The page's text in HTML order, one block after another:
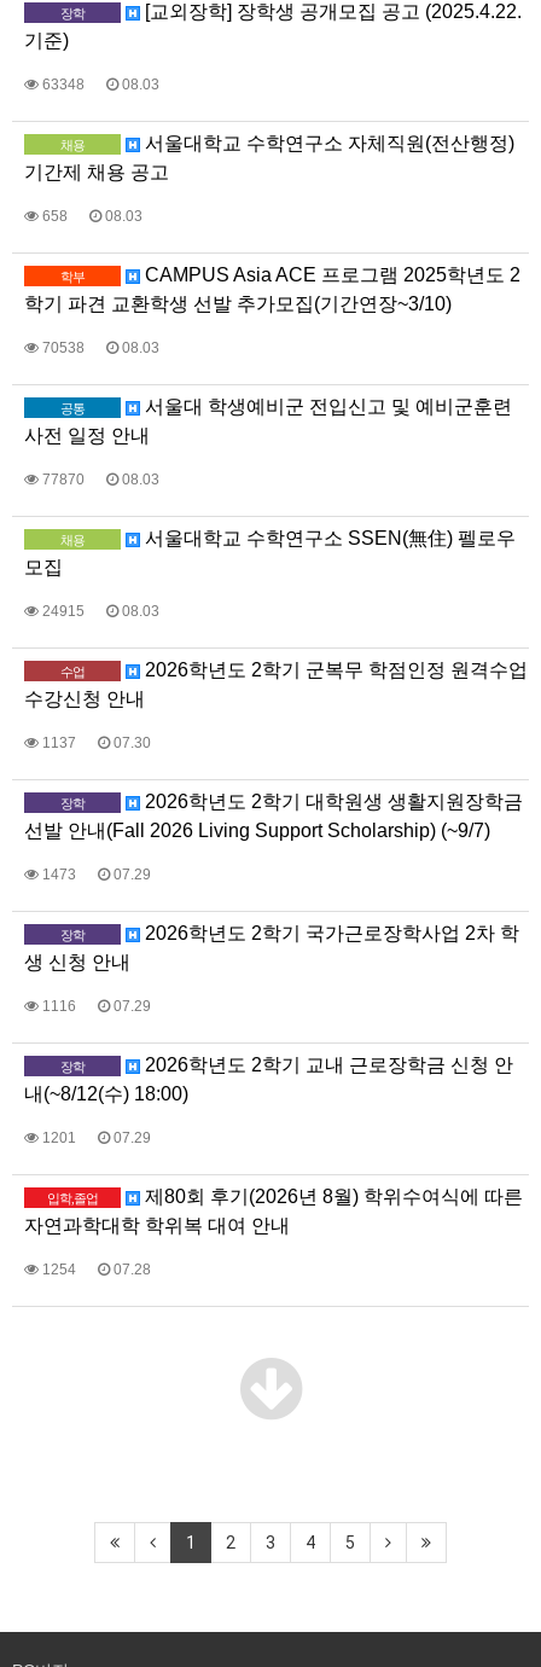
장학
[교외장학] 장학생 공개모집 공고 (2025.4.22.
기준)
63348 08.03
채용
서울대학교 수학연구소 자체직원(전산행정)
기간제 채용 공고
658 08.03
학부
CAMPUS Asia ACE 프로그램 2025학년도 2
학기 파견 교환학생 선발 추가모집(기간연장~3/10)
70538 08.03
공통
서울대 학생예비군 전입신고 및 예비군훈련
사전 일정 안내
77870 08.03
채용
서울대학교 수학연구소 SSEN(無住) 펠로우
모집
24915 08.03
수업
2026학년도 2학기 군복무 학점인정 원격수업
수강신청 안내
1137 07.30
장학
2026학년도 2학기 대학원생 생활지원장학금
선발 안내(Fall 2026 Living Support Scholarship) (~9/7)
1473 07.29
장학
2026학년도 2학기 국가근로장학사업 2차 학
생 신청 안내
1116 07.29
장학
2026학년도 2학기 교내 근로장학금 신청 안
내(~8/12(수) 18:00)
1201 07.29
입학,졸업
제80회 후기(2026년 8월) 학위수여식에 따른
자연과학대학 학위복 대여 안내
1254 07.28
1 2 3 4 5